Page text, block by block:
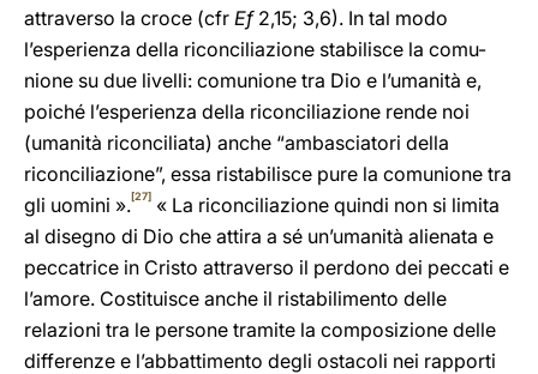
attraverso la croce (cfr Ef2,15; 3,6). In tal modo
l’esperienza della riconciliazione stabilisce la comu-
nione su due livelli: comunione tra Dio e l’umanità e,
poiché l’esperienza della riconciliazione rende noi
(umanità riconciliata) anche “ambasciatori della
riconciliazione”, essa ristabilisce pure la comunione tra
gli uomini ».[27] « La riconciliazione quindi non si limita
al disegno di Dio che attira a sé un’umanità alienata e
peccatrice in Cristo attraverso il perdono dei peccati e
l’amore. Costituisce anche il ristabilimento delle
relazioni tra le persone tramite la composizione delle
differenze e l’abbattimento degli ostacoli nei rapporti